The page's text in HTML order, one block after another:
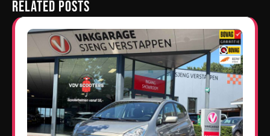
Related Posts